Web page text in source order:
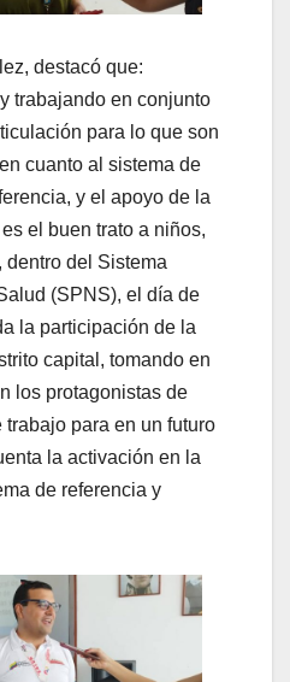
destacó que:
trabajando en conjunto
para lo que son
cuanto al sistema de
y el apoyo de la
el buen trato a niños,
dentro del Sistema
(SPNS), el día de
la participación de la
capital, tomando en
los protagonistas de
para en un futuro
la activación en la
de referencia y